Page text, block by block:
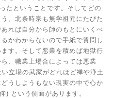
たということです。そしてどの
。北条時宗も無学祖元にたびた
れば自分から師のもとにいくべ
かわからないので手紙で質問し
す。そして悪業を積めば地獄行
、職業上場合によっては悪業
立場の武家がどれほど禅や浄土
うしようもない現実の中で心か
) という側面があります。